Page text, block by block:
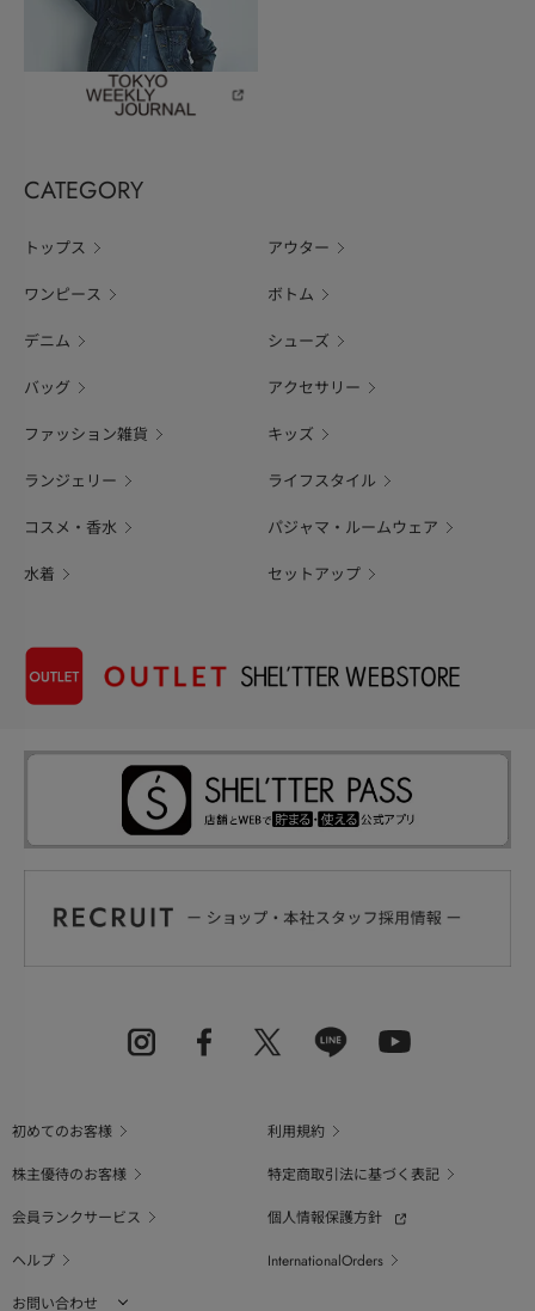
CATEGORY
トップス アウター
ワンピース ボトム
デニム シューズ
バッグ アクセサリー
ファッション雑貨 キッズ
ランジェリー ライフスタイル
コスメ・香水 パジャマ・ルームウェア
水着 セットアップ
初めてのお客様
利用規約
株主優待のお客様
特定商取引法に基づく表記
会員ランクサービス
個人情報保護方針
ヘルプ
InternationalOrders
お問い合わせ